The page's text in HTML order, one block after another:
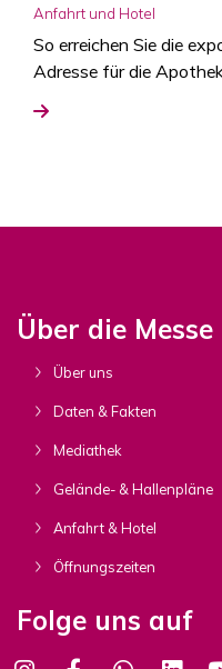
Anfahrt und Hotel
So erreichen Sie die
Adresse für die
Über die Messe
Über uns
Daten & Fakten
Mediathek
Gelände- & Hallenpläne
Anfahrt & Hotel
Öffnungszeiten
Folge uns auf